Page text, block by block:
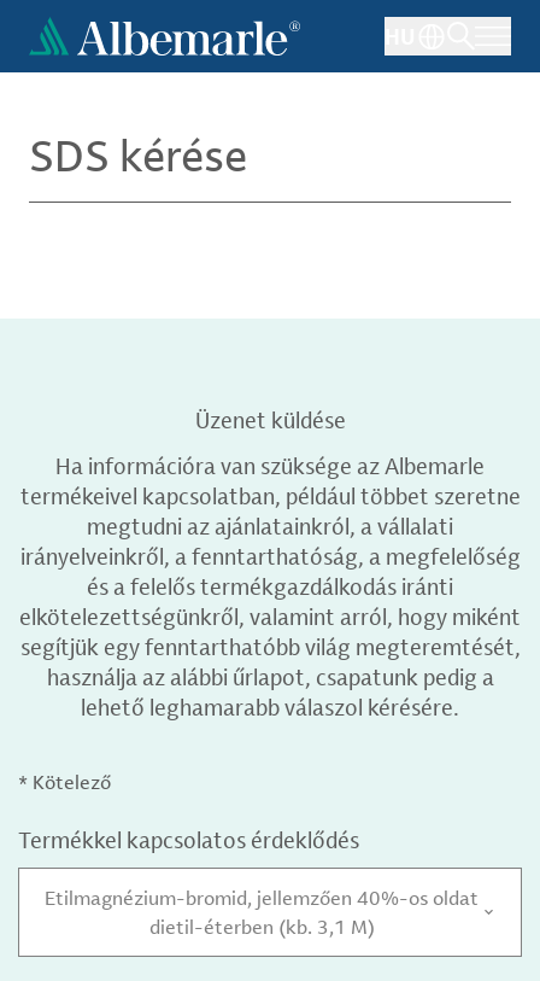
Ugrás
tartalomra
SDS kérése
Üzenet küldése
Ha információra van szüksége az Albemarle
termékeivel kapcsolatban, például többet szeretne
megtudni az ajánlatainkról, a vállalati
irányelveinkről, a fenntarthatóság, a megfelelőség
és a felelős termékgazdálkodás iránti
elkötelezettségünkről, valamint arról, hogy miként
segítjük egy fenntarthatóbb világ megteremtését,
használja az alábbi űrlapot, csapatunk pedig a
lehető leghamarabb válaszol kérésére.
* Kötelező
Termékkel kapcsolatos érdeklődés
Etilmagnézium-bromid, jellemzően 40%-os oldat
dietil-éterben (kb. 3,1 M)